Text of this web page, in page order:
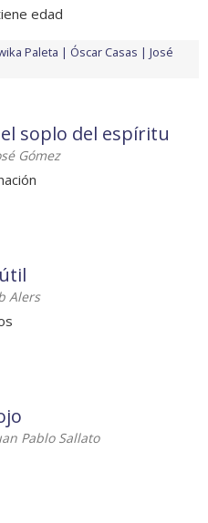
edad
Paleta Óscar Casas
José
soplo del espíritu
Gómez
Alers
Pablo Sallato